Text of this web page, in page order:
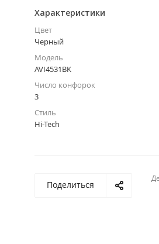
Характеристики
Цвет
Черный
Модель
AVI4531BK
Число конфорок
3
Стиль
Hi-Tech
Поделиться